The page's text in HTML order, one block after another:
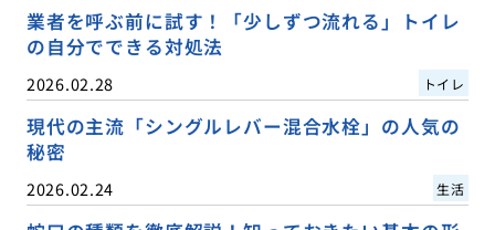
業者を呼ぶ前に試す！「少しずつ流れる」トイレ
の自分でできる対処法
2026.02.28 トイレ
現代の主流「シングルレバー混合水栓」の人気の
秘密
2026.02.24 生活